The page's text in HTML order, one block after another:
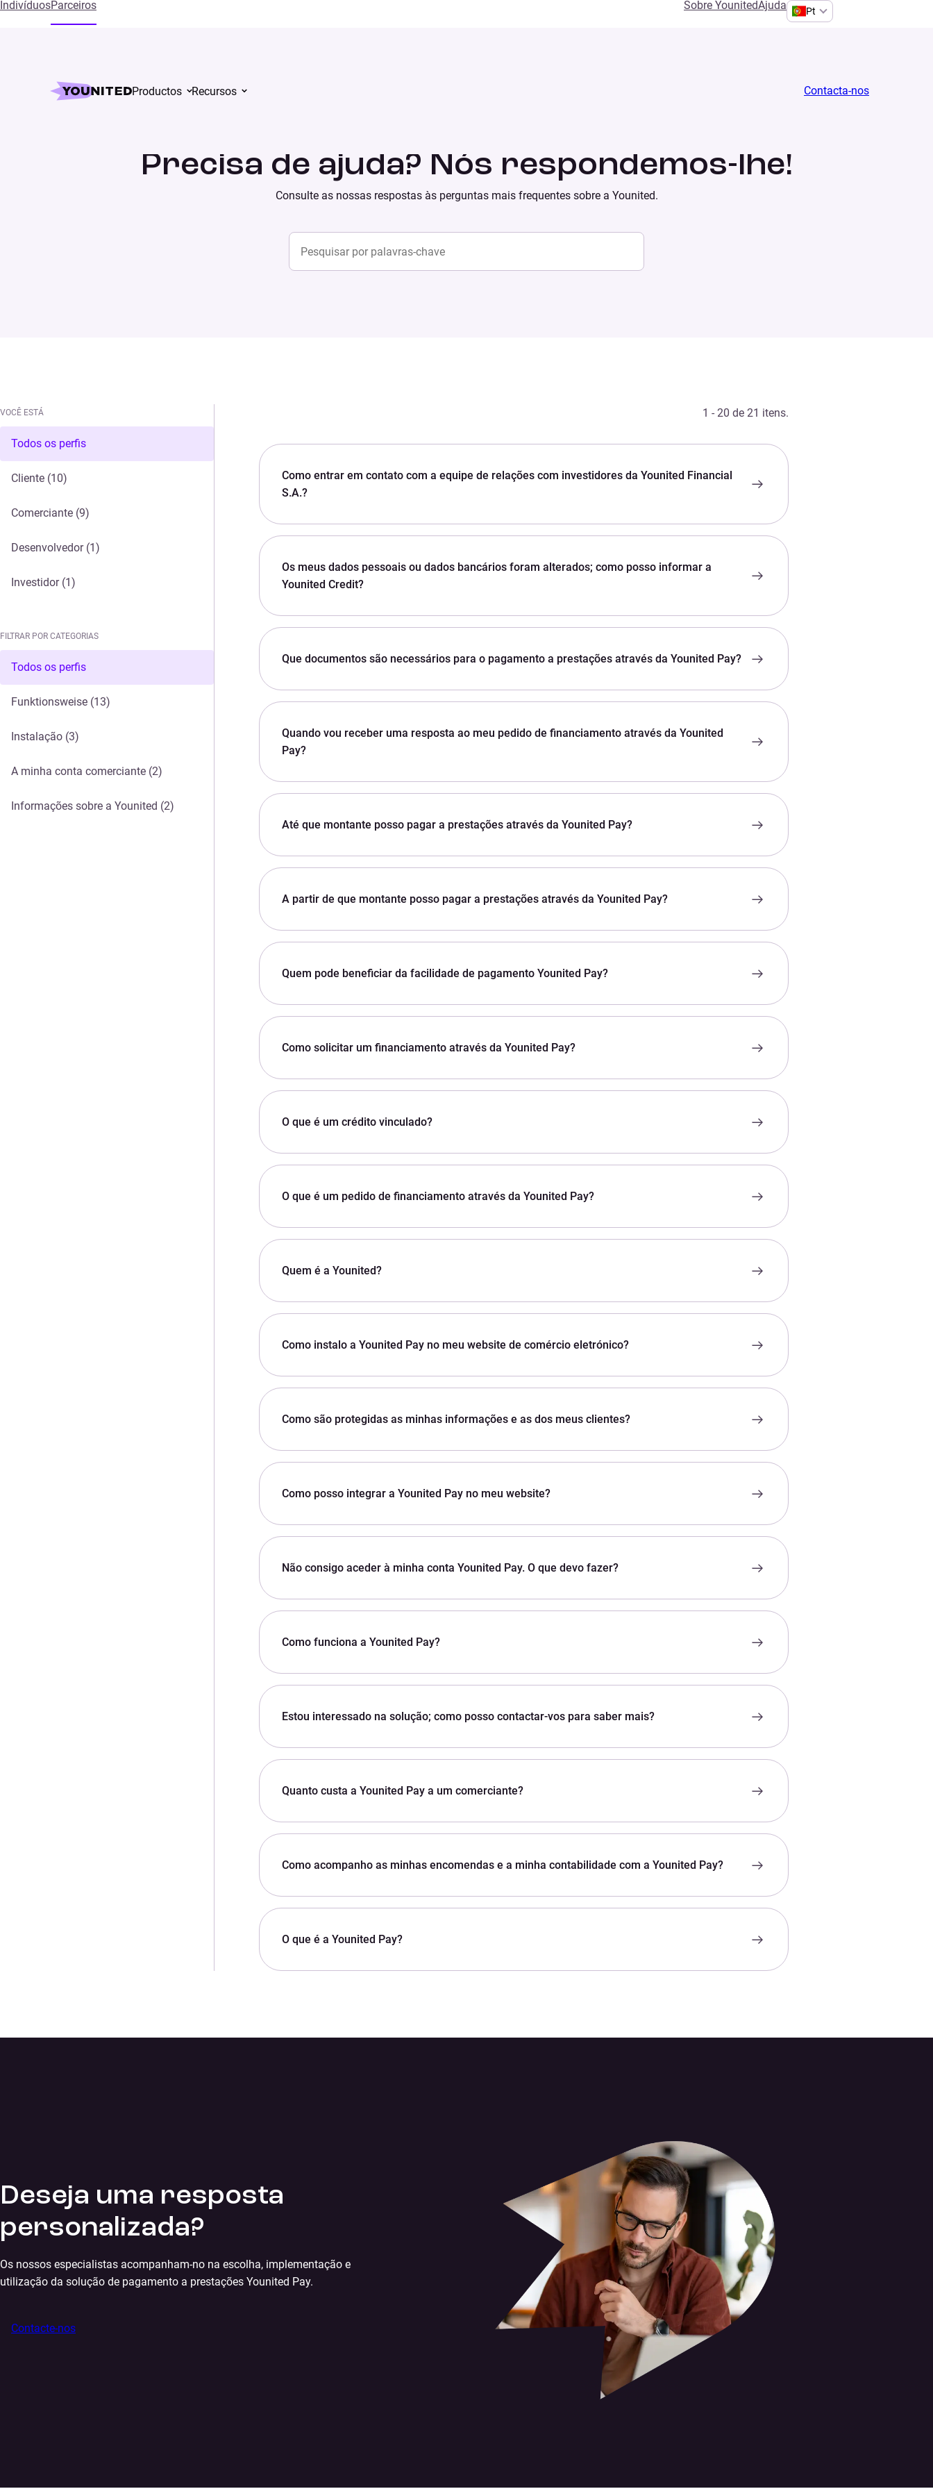
IndivíduosParceiros Sobre YounitedAjuda Pt
Productos Recursos
Contacta-nos
Precisa de ajuda? Nós respondemos-lhe!
Consulte as nossas respostas às perguntas mais frequentes sobre a Younited.
Search content
VOCÊ ESTÁ
Todos os perfis
Cliente (10)
Comerciante (9)
Desenvolvedor (1)
Investidor (1)
FILTRAR POR CATEGORIAS
Todos os perfis
Funktionsweise (13)
Instalação (3)
A minha conta comerciante (2)
Informações sobre a Younited (2)
1 - 20 de 21 itens.
Como entrar em contato com a equipe de relações com investidores da Younited Financial
S.A.?
Os meus dados pessoais ou dados bancários foram alterados; como posso informar a
Younited Credit?
Que documentos são necessários para o pagamento a prestações através da Younited Pay?
Quando vou receber uma resposta ao meu pedido de financiamento através da Younited
Pay?
Até que montante posso pagar a prestações através da Younited Pay?
A partir de que montante posso pagar a prestações através da Younited Pay?
Quem pode beneficiar da facilidade de pagamento Younited Pay?
Como solicitar um financiamento através da Younited Pay?
O que é um crédito vinculado?
O que é um pedido de financiamento através da Younited Pay?
Quem é a Younited?
Como instalo a Younited Pay no meu website de comércio eletrónico?
Como são protegidas as minhas informações e as dos meus clientes?
Como posso integrar a Younited Pay no meu website?
Não consigo aceder à minha conta Younited Pay. O que devo fazer?
Como funciona a Younited Pay?
Estou interessado na solução; como posso contactar-vos para saber mais?
Quanto custa a Younited Pay a um comerciante?
Como acompanho as minhas encomendas e a minha contabilidade com a Younited Pay?
O que é a Younited Pay?
Deseja uma resposta
personalizada?
Os nossos especialistas acompanham-no na escolha, implementação e
utilização da solução de pagamento a prestações Younited Pay.
Contacte-nos